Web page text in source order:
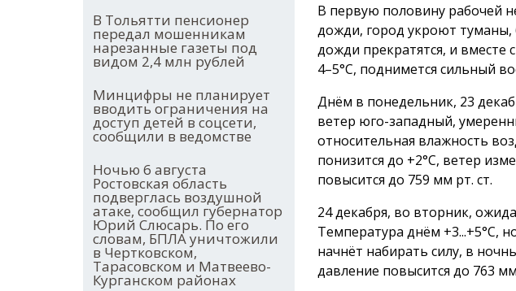
В Тольятти пенсионер
передал мошенникам
нарезанные газеты под
видом 2,4 млн рублей
Минцифры не планирует
вводить ограничения на
доступ детей в соцсети,
сообщили в ведомстве
Ночью 6 августа
Ростовская область
подверглась воздушной
атаке, сообщил губернатор
Юрий Слюсарь. По его
словам, БПЛА уничтожили
в Чертковском,
Тарасовском и Матвеево-
Курганском районах
В первую половину рабочей
дожди, город укроют туманы,
дожди прекратятся, и вместе
4–5°С, поднимется сильный
Днём в понедельник, 23
ветер юго-западный,
относительная влажность
понизится до +2°C, ветер
повысится до 759 мм рт. ст.
24 декабря, во вторник,
Температура днём +3...+5°С,
начнёт набирать силу, в
давление повысится до 763